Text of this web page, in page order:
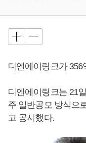
디엔에이링크가
디엔에이링크는 21
주 일반공모 방식으
고 공시했다.